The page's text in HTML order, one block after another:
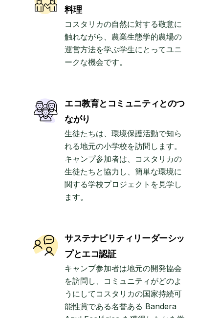
料理
コスタリカの自然に対する敬意に
触れながら、農業生態学的農場の
運営方法を学ぶ学生にとってユニ
ークな機会です。
エコ教育とコミュニティとのつ
ながり
生徒たちは、環境保護活動で知ら
れる地元の小学校を訪問します。
キャンプ参加者は、コスタリカの
生徒たちと協力し、簡単な環境に
関する学校プロジェクトを見学し
ます。
サステナビリティリーダーシッ
プとエコ認証
キャンプ参加者は地元の開発協会
を訪問し、コミュニティがどのよ
うにしてコスタリカの国家持続可
能性賞である名誉ある Bandera